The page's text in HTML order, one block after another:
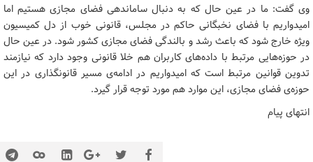
وی گفت: ما در عین حال که به دنبال ساماندهی فضای مجازی هستیم اما
امیدواریم با فضای نخبگانی حاکم در مجلس، قانونی خوب از دل کمیسیون
ویژه خارج شود که باعث رشد و بالندگی فضای مجازی کشور شود. در عین حال
در حوزه‌هایی مرتبط با داده‌های کاربران هم خلا قانونی وجود دارد که نیازمند
تدوین قوانین مرتبط است که امیدواریم در ادامه‌ی مسیر قانونگذاری در این
حوزه‌ی فضای مجازی، این موارد هم مورد توجه قرار گیرد.
انتهای پیام